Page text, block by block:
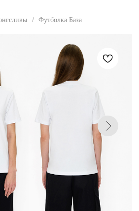
/ Футболка База
и линией плеча.
горловины.
форму. Большая
выбирать
- 180 см, обхват груди - 92 см,